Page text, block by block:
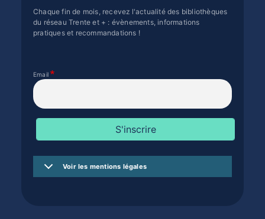
Chaque fin de mois, recevez l'actualité des bibliothèques
du réseau Trente et + : évènements, informations
pratiques et recommandations !
Email
Voir les mentions légales